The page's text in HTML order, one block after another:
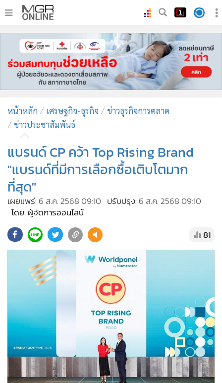
หน้าหลัก
ทันเหตุการณ์
• ภาคใต้
• บันเทิง
• ผู้จัดการรายวัน
คอลัมนิสต์
CbizReview
• Cyber BIZ
• ผู้จัดกวน
• Green Innovation & SD
• Management & HR
MGR Live
Infographic
• ท่องเที่ยว
ต่างประเทศ
Special Scoop
• เศรษฐกิจ-ธุรกิจ
หน้าหลัก เศรษฐกิจ-ธุรกิจ
ข่าวธุรกิจการตลาด
ข่าวประชาสัมพันธ์
แบรนด์ CP คว้า Top Rising Brand
"แบรนด์ที่มีการเลือกซื้อเติบโตมาก
ที่สุด"
เผยแพร่:6 ส.ค. 2568 09:10 ปรับปรุง:6 ส.ค. 2568 09:10
โดย: ผู้จัดการออนไลน์
81